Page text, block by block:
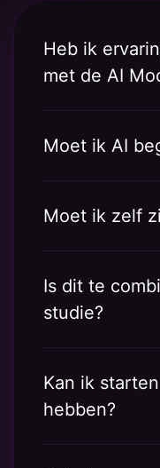
Heb ik
met de AI
Moet ik AI
Moet ik zelf
Is dit te
studie?
Kan ik
hebben?